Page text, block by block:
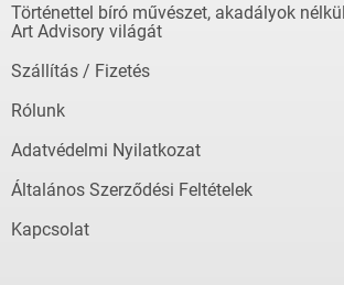
Történettel bíró művészet, akadályok
Art Advisory világát
Szállítás / Fizetés
Rólunk
Adatvédelmi Nyilatkozat
Általános Szerződési Feltételek
Kapcsolat